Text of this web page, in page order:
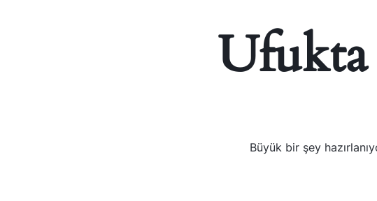
Ufukta
Büyük bir şey